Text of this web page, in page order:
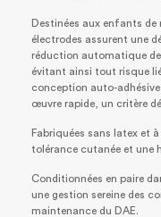
Destinées aux enfants de
électrodes assurent une
réduction automatique de
évitant ainsi tout risque
conception auto-
œuvre rapide, un critère
Fabriquées sans latex et
tolérance cutanée et une
Conditionnées en paire
une gestion sereine des
maintenance du DAE.